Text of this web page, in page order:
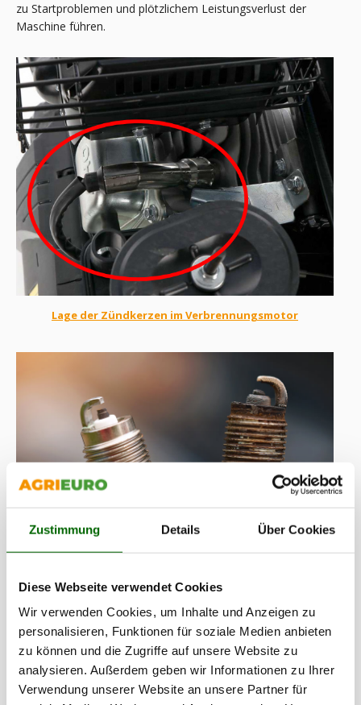
Zustimmung Details Über Cookies
Diese Webseite verwendet Cookies
Wir verwenden Cookies, um Inhalte und Anzeigen zu
personalisieren, Funktionen für soziale Medien anbieten
zu können und die Zugriffe auf unsere Website zu
analysieren. Außerdem geben wir Informationen zu Ihrer
Verwendung unserer Website an unsere Partner für
zu Startproblemen und plötzlichem Leistungsverlust der
Maschine führen.
Lage der Zündkerzen im Verbrennungsmotor
Vergleich zwischen eineraltenund einer neuen
Zündkerze.
Wie beim Luftfilter sollte auch nach der Stillstandszeit
überprüft werden, ob ein Austausch notwendig ist oder ob eine